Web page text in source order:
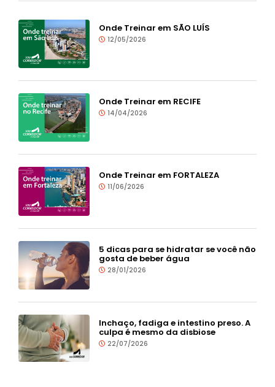
Onde Treinar em SÃO LUÍS
12/05/2026
Onde Treinar em RECIFE
14/04/2026
Onde Treinar em FORTALEZA
11/06/2026
5 dicas para se hidratar se você não
gosta de beber água
28/01/2026
Inchaço, fadiga e intestino preso. A
culpa é mesmo da disbiose
22/07/2026